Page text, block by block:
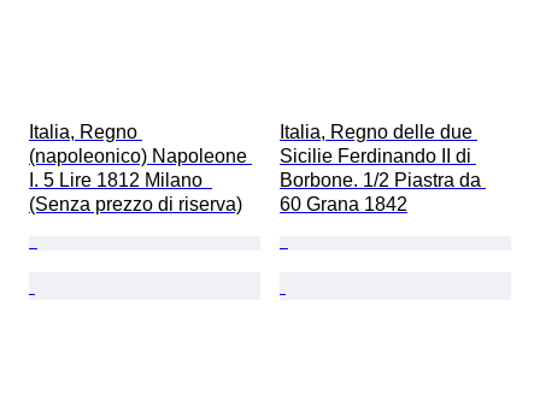
Italia, Regno
(napoleonico) Napoleone
I. 5 Lire 1812 Milano
(Senza prezzo di riserva)
Italia, Regno delle due
Sicilie Ferdinando II di
Borbone. 1/2 Piastra da
60 Grana 1842